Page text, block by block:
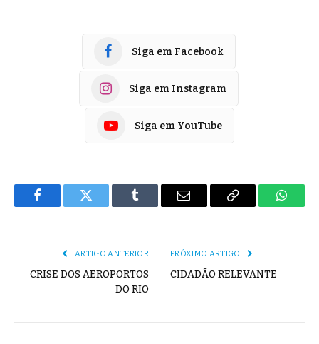
Siga em Facebook
Siga em Instagram
Siga em YouTube
FacebookTwitter Tumblr
E-
Copiar
ARTIGO ANTERIOR
CRISE DOS AEROPORTOS
DO RIO
PRÓXIMO ARTIGO
CIDADÃO RELEVANTE